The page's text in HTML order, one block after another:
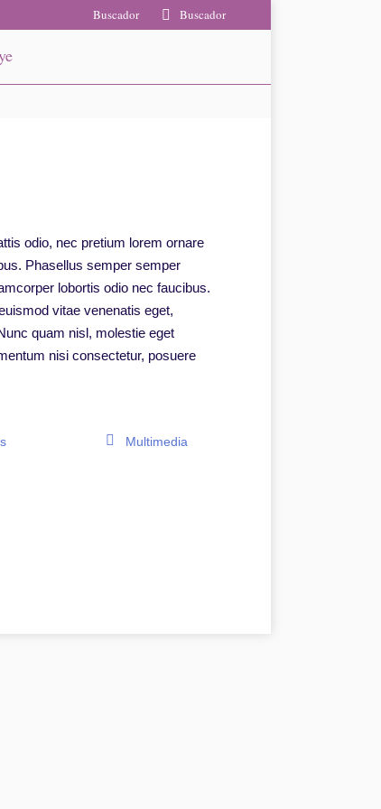
Buscador Buscador
odio, nec pretium lorem ornare
Phasellus semper semper
lobortis odio nec faucibus.
vitae venenatis eget,
quam nisl, molestie eget
nisi consectetur, posuere
Multimedia